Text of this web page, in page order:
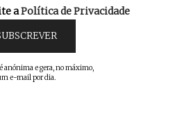
aPolítica de Privacidade
anónima e gera, no máximo,
e-mail por dia.